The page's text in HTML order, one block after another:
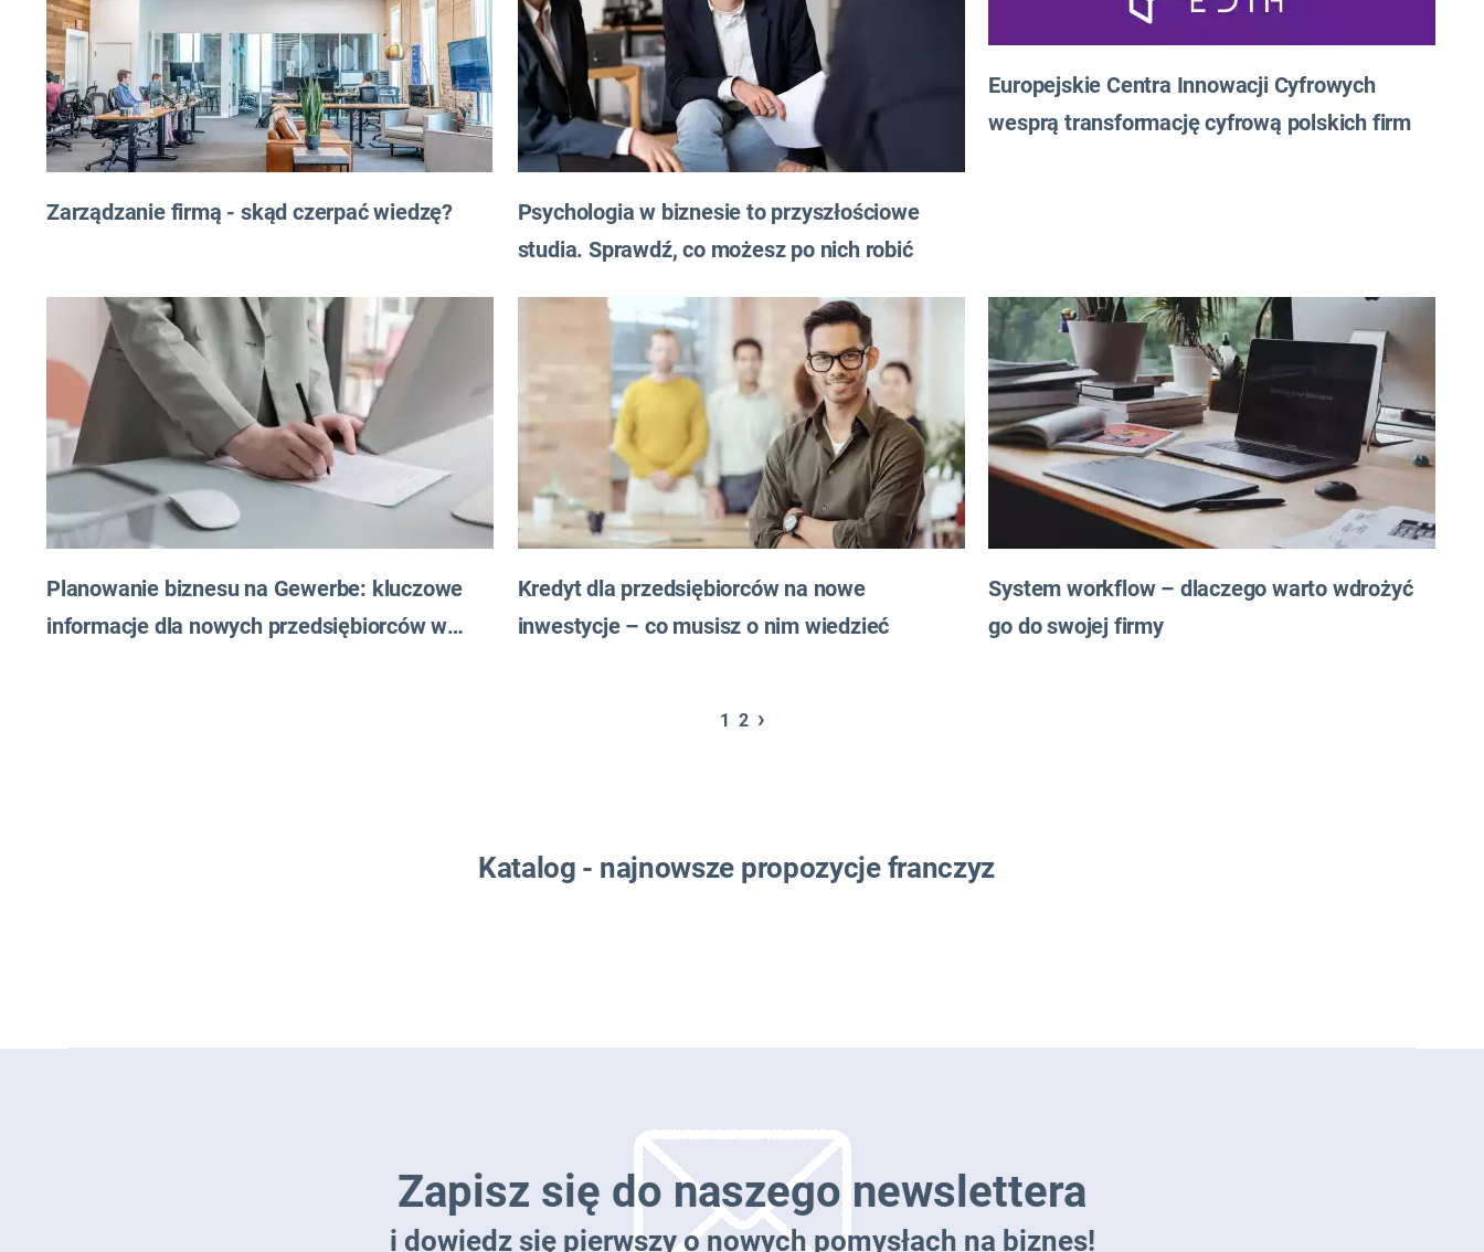
Zarządzanie firmą - skąd czerpać wiedzę?
Psychologia w biznesie to przyszłościowe
studia. Sprawdź, co możesz po nich robić
Europejskie Centra Innowacji Cyfrowych
wesprą transformację cyfrową polskich firm
Planowanie biznesu na Gewerbe: kluczowe
informacje dla nowych przedsiębiorców w
Kredyt dla przedsiębiorców na nowe
inwestycje – co musisz o nim wiedzieć
System workflow – dlaczego warto wdrożyć
go do swojej firmy
1 2 ›
Katalog - najnowsze propozycje franczyz
Zapisz się do naszego newslettera
i dowiedz się pierwszy o nowych pomysłach na biznes!